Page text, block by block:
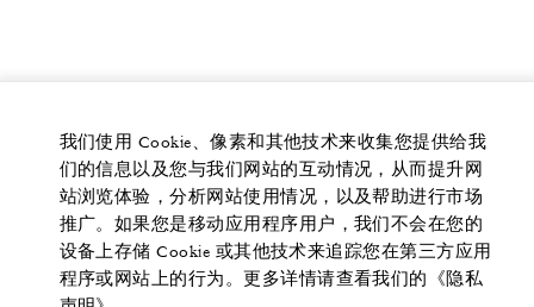
我们使用 Cookie、像素和其他技术来收集您提供给我
们的信息以及您与我们网站的互动情况，从而提升网
站浏览体验，分析网站使用情况，以及帮助进行市场
推广。如果您是移动应用程序用户，我们不会在您的
设备上存储 Cookie 或其他技术来追踪您在第三方应用
程序或网站上的行为。更多详情请查看我们的《隐私